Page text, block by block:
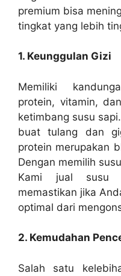
premium bisa
tingkat yang lebih
1. Keunggulan Gizi
Memiliki
protein, vitamin,
ketimbang susu
buat tulang dan
protein merupakan
Dengan memilih
Kami jual susu
memastikan jika
optimal dari
2. Kemudahan
Salah satu